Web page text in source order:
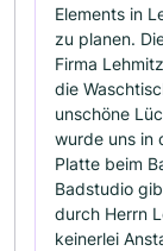
Elements in
zu planen.
Firma
die
unschöne
wurde uns in
Platte beim
Badstudio
durch Herrn
keinerlei